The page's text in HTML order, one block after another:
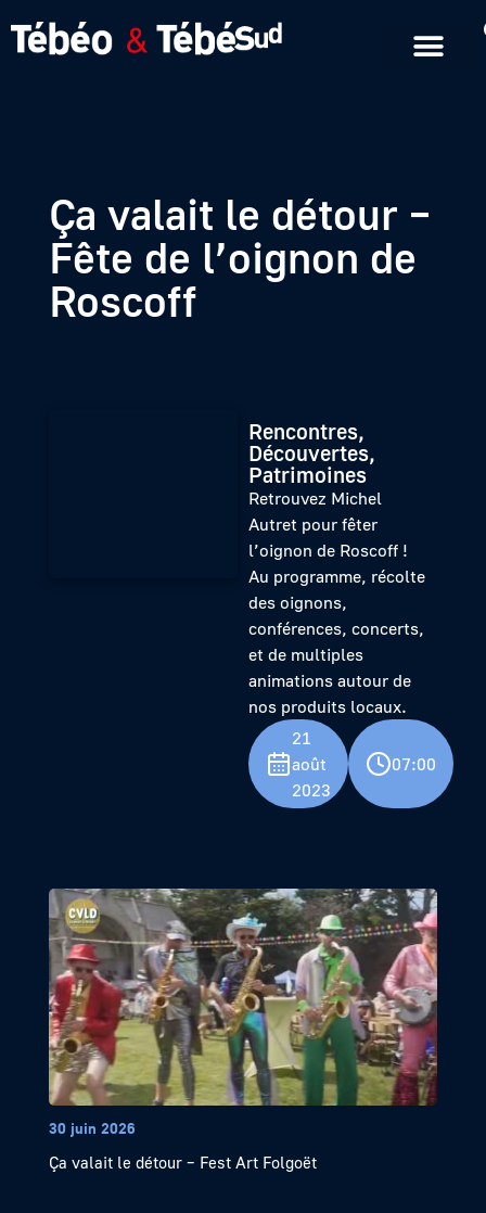
Ça valait le détour –
Fête de l’oignon de
Roscoff
Rencontres,
Découvertes,
Patrimoines
Retrouvez Michel
Autret pour fêter
l’oignon de Roscoff !
Au programme, récolte
des oignons,
conférences, concerts,
et de multiples
animations autour de
nos produits locaux.
21
août
2023
07:00
30 juin 2026
Ça valait le détour – Fest Art Folgoët